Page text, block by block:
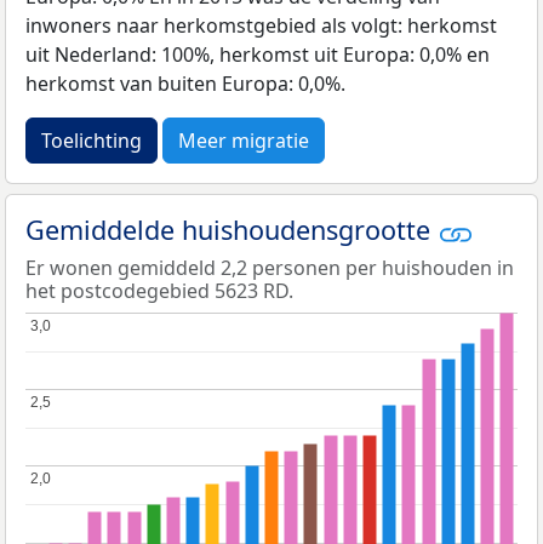
inwoners naar herkomstgebied als volgt: herkomst
uit Nederland: 100%, herkomst uit Europa: 0,0% en
herkomst van buiten Europa: 0,0%.
Toelichting Meer migratie
Gemiddelde huishoudensgrootte
Er wonen gemiddeld 2,2 personen per huishouden in
het postcodegebied 5623 RD.
2,0
2,0
2,5
2,5
3,0
3,0